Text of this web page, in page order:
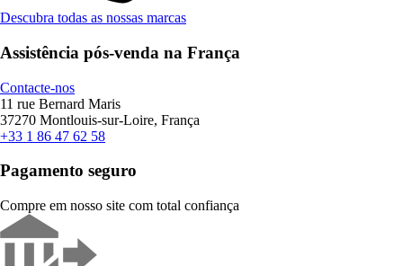
Descubra todas as nossas marcas
Assistência pós-venda na França
Contacte-nos
11 rue Bernard Maris
37270 Montlouis-sur-Loire, França
+33 1 86 47 62 58
Pagamento seguro
Compre em nosso site com total confiança